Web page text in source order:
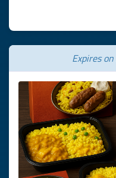
Expires on